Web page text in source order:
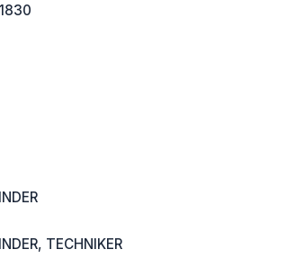
TECHNIKER